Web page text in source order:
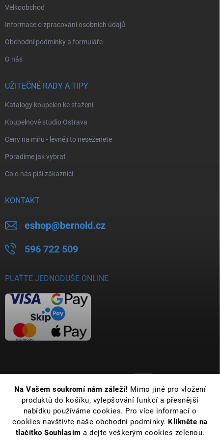
Na Vašem soukromí nám záleží! Mimo jiné pro vložení
produktů do košíku, vylepšování funkcí a přesnější
nabídku používáme cookies. Pro více informací o
cookies navštivte naše obchodní podmínky. Klikněte na
tlačítko Souhlasím a dejte veškerým cookies zelenou.
Velkoobchod
Informace o zpracování osobních údajů
Obchodní podmínky a formuláře
O nás
UŽITEČNÉ RADY A TIPY
Katalogy koupelen ke stažení
Koupelnové studio Ostrava
Ceny na míru - levněji to neseženete
Poradíme jak vybrat
Co o nás píší zákazníci
KONTAKT
eshop@bernold.cz
596 722 509
PLAŤTE JEDNODUŠE ONLINE